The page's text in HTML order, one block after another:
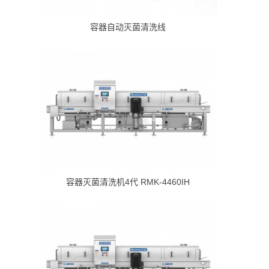
容器自动灭菌清洗线
容器灭菌清洗机4代 RMK-4460IH